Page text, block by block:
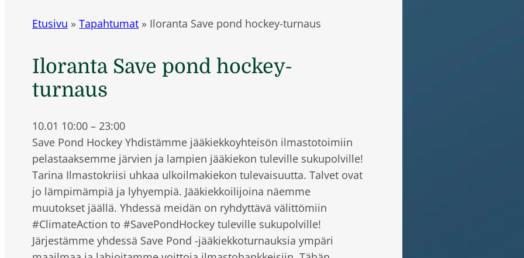
Etusivu » Tapahtumat » Iloranta Save pond hockey-turnaus
Iloranta Save pond hockey-
turnaus
10.01 10:00 – 23:00
Save Pond Hockey Yhdistämme jääkiekkoyhteisön ilmastotoimiin
pelastaaksemme järvien ja lampien jääkiekon tuleville sukupolville!
Tarina Ilmastokriisi uhkaa ulkoilmakiekon tulevaisuutta. Talvet ovat
jo lämpimämpiä ja lyhyempiä. Jääkiekkoilijoina näemme
muutokset jäällä. Yhdessä meidän on ryhdyttävä välittömiin
#ClimateAction to #SavePondHockey tuleville sukupolville!
Järjestämme yhdessä Save Pond -jääkiekkoturnauksia ympäri